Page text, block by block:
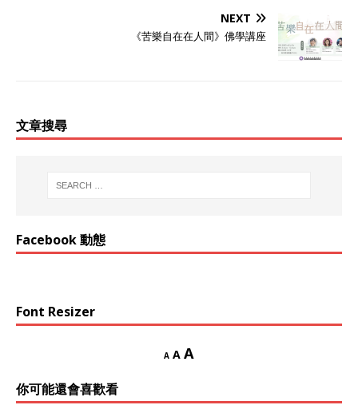
NEXT
《苦樂自在在人間》佛學講座
文章搜尋
Facebook 動態
Font Resizer
A A A
你可能還會喜歡看